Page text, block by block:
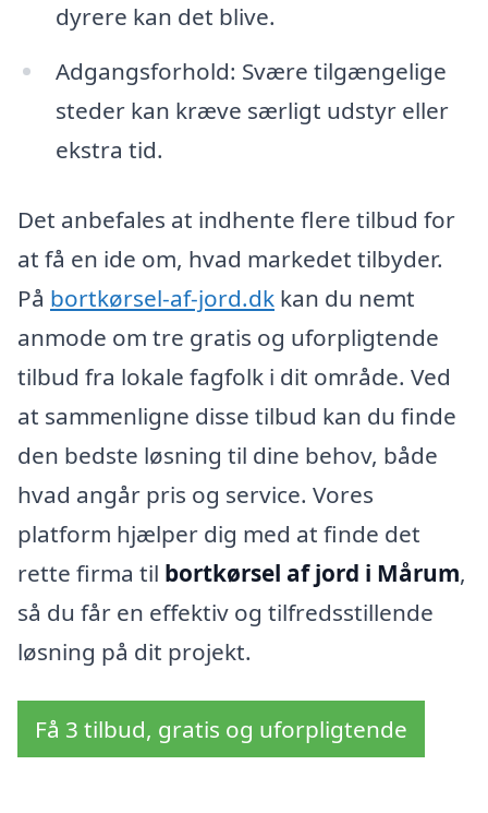
dyrere kan det blive.
Adgangsforhold: Svære tilgængelige
steder kan kræve særligt udstyr eller
ekstra tid.
Det anbefales at indhente flere tilbud for
at få en ide om, hvad markedet tilbyder.
På bortkørsel-af-jord.dk kan du nemt
anmode om tre gratis og uforpligtende
tilbud fra lokale fagfolk i dit område. Ved
at sammenligne disse tilbud kan du finde
den bedste løsning til dine behov, både
hvad angår pris og service. Vores
platform hjælper dig med at finde det
rette firma til bortkørsel af jord i Mårum,
så du får en effektiv og tilfredsstillende
løsning på dit projekt.
Få 3 tilbud, gratis og uforpligtende